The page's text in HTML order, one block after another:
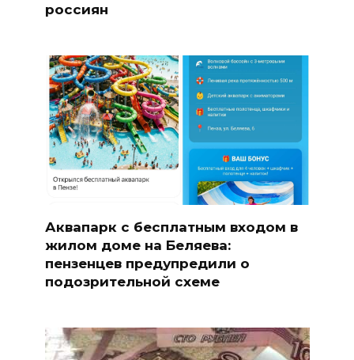
россиян
Аквапарк с бесплатным входом в
жилом доме на Беляева:
пензенцев предупредили о
подозрительной схеме